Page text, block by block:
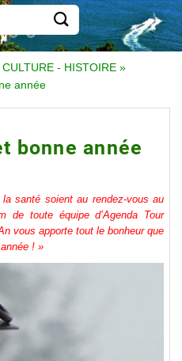
CULTURE - HISTOIRE »
année
bonne année
santé soient au rendez-vous au
toute équipe d’Agenda Tour
vous apporte tout le bonheur que
! »